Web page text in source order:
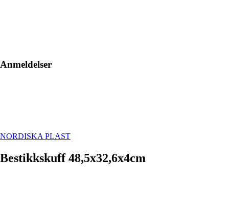
Anmeldelser
NORDISKA PLAST
Bestikkskuff 48,5x32,6x4cm